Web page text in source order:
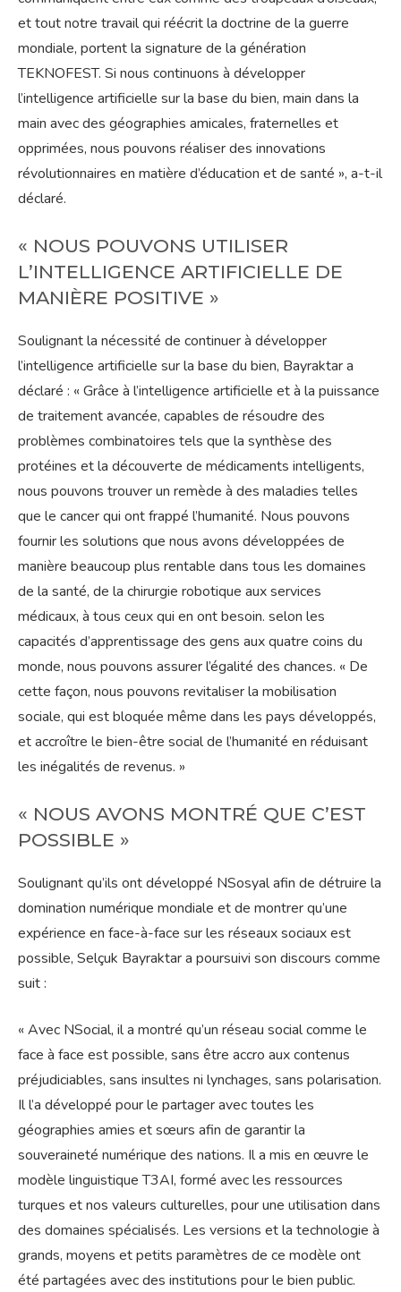
et tout notre travail qui réécrit la doctrine de la guerre
mondiale, portent la signature de la génération
TEKNOFEST. Si nous continuons à développer
l’intelligence artificielle sur la base du bien, main dans la
main avec des géographies amicales, fraternelles et
opprimées, nous pouvons réaliser des innovations
révolutionnaires en matière d’éducation et de santé », a-t-il
déclaré.
« NOUS POUVONS UTILISER
L’INTELLIGENCE ARTIFICIELLE DE
MANIÈRE POSITIVE »
Soulignant la nécessité de continuer à développer
l’intelligence artificielle sur la base du bien, Bayraktar a
déclaré : « Grâce à l’intelligence artificielle et à la puissance
de traitement avancée, capables de résoudre des
problèmes combinatoires tels que la synthèse des
protéines et la découverte de médicaments intelligents,
nous pouvons trouver un remède à des maladies telles
que le cancer qui ont frappé l’humanité. Nous pouvons
fournir les solutions que nous avons développées de
manière beaucoup plus rentable dans tous les domaines
de la santé, de la chirurgie robotique aux services
médicaux, à tous ceux qui en ont besoin. selon les
capacités d’apprentissage des gens aux quatre coins du
monde, nous pouvons assurer l’égalité des chances. « De
cette façon, nous pouvons revitaliser la mobilisation
sociale, qui est bloquée même dans les pays développés,
et accroître le bien-être social de l’humanité en réduisant
les inégalités de revenus. »
« NOUS AVONS MONTRÉ QUE C’EST
POSSIBLE »
Soulignant qu’ils ont développé NSosyal afin de détruire la
domination numérique mondiale et de montrer qu’une
expérience en face-à-face sur les réseaux sociaux est
possible, Selçuk Bayraktar a poursuivi son discours comme
suit :
« Avec NSocial, il a montré qu’un réseau social comme le
face à face est possible, sans être accro aux contenus
préjudiciables, sans insultes ni lynchages, sans polarisation.
Il l’a développé pour le partager avec toutes les
géographies amies et sœurs afin de garantir la
souveraineté numérique des nations. Il a mis en œuvre le
modèle linguistique T3AI, formé avec les ressources
turques et nos valeurs culturelles, pour une utilisation dans
des domaines spécialisés. Les versions et la technologie à
grands, moyens et petits paramètres de ce modèle ont
été partagées avec des institutions pour le bien public.